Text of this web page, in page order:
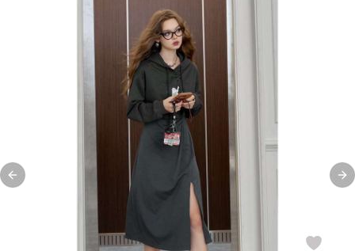
Previous slide